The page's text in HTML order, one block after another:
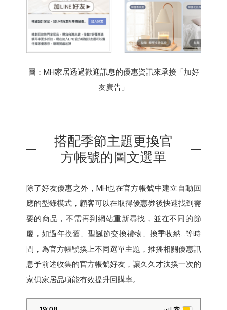
圖：MH家居透過歡迎訊息的優惠資訊來承接「加好
友廣告」
搭配季節主題更換官
方帳號的圖文選單
除了好友優惠之外，MH也在官方帳號中建立自動回
應的型錄模式，顧客可以在取得優惠券後快速找到需
要的商品，不需再到網站重新尋找，並在不同的節
慶，如過年換舊、聖誕節交換禮物、換季收納…等時
間，為官方帳號換上不同選單主題，推播相關優惠訊
息予前述收集的官方帳號好友，讓久久才汰換一次的
家俱家居品項能有效提升回購率。